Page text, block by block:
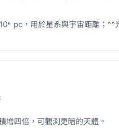
pc，用於星系與宇宙距離；^^
四倍，可觀測更暗的天體。